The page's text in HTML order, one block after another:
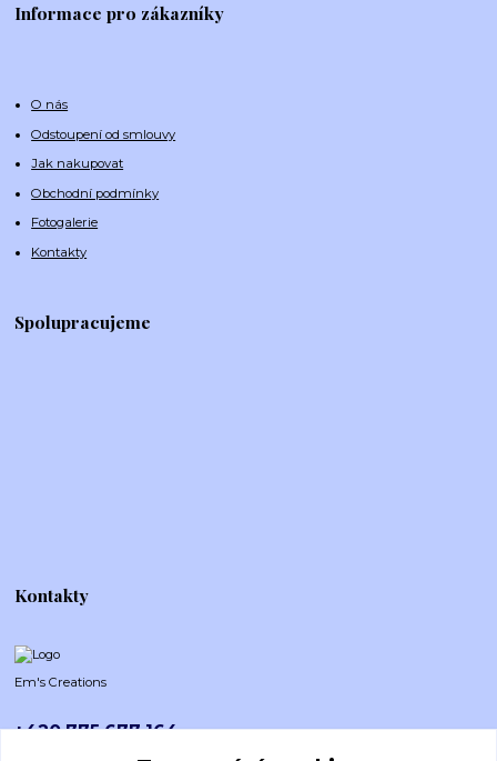
Informace pro zákazníky
O nás
Odstoupení od smlouvy
Jak nakupovat
Obchodní podmínky
Fotogalerie
Kontakty
Spolupracujeme
Kontakty
Em's Creations
+420 775 677 164